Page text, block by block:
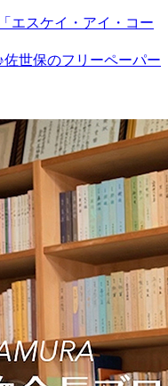
エスケイ・アイ・コー
世保のフリーペーパー